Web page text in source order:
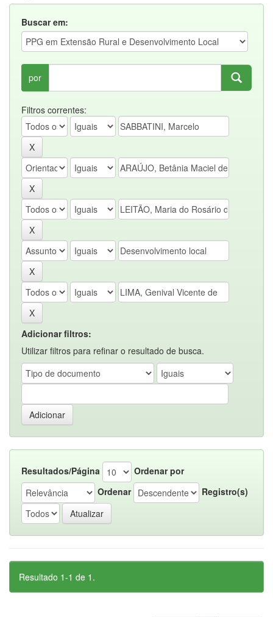
Buscar em:
por
Filtros correntes:
Adicionar filtros:
Utilizar filtros para refinar o resultado de busca.
Resultados/Página
Ordenar por
Ordenar
Registro(s)
Resultado 1-1 de 1.